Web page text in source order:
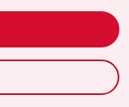
erst ist